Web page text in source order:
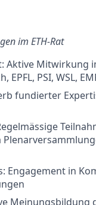
im ETH-Rat
Aktive Mitwirkung
PSI, WSL,
fundierter
in
Meinungsbildung